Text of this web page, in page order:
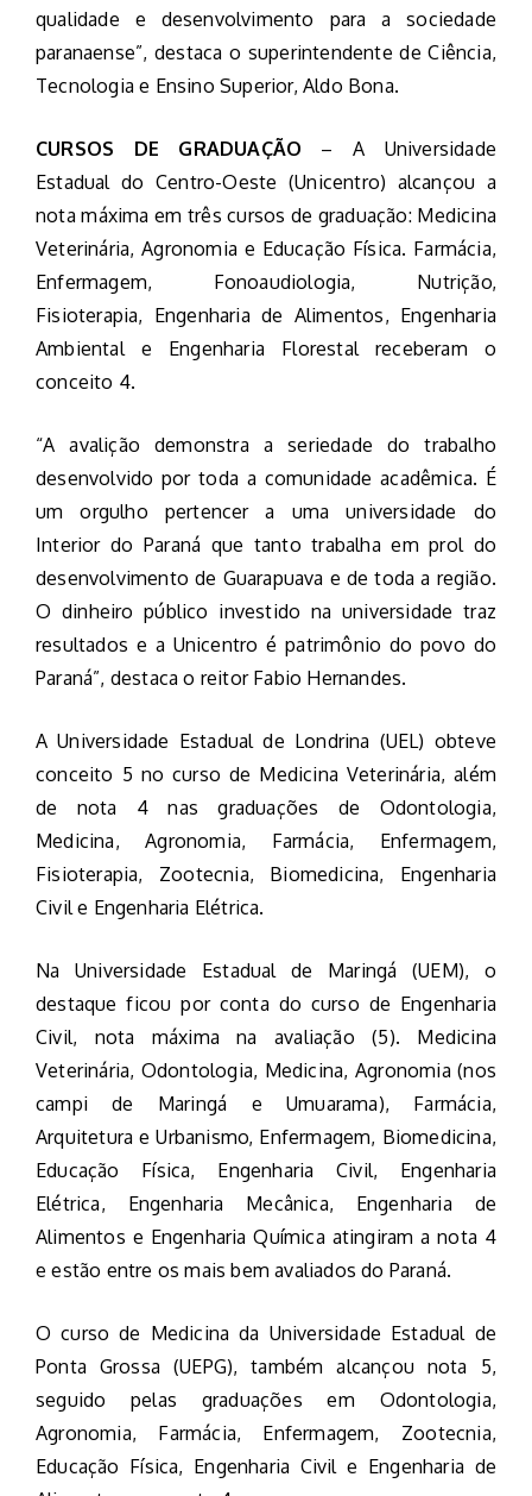
qualidade e desenvolvimento para a sociedade
paranaense”, destaca o superintendente de Ciência,
Tecnologia e Ensino Superior, Aldo Bona.
CURSOS DE GRADUAÇÃO – A Universidade
Estadual do Centro-Oeste (Unicentro) alcançou a
nota máxima em três cursos de graduação: Medicina
Veterinária, Agronomia e Educação Física. Farmácia,
Enfermagem, Fonoaudiologia, Nutrição,
Fisioterapia, Engenharia de Alimentos, Engenharia
Ambiental e Engenharia Florestal receberam o
conceito 4.
“A avalição demonstra a seriedade do trabalho
desenvolvido por toda a comunidade acadêmica. É
um orgulho pertencer a uma universidade do
Interior do Paraná que tanto trabalha em prol do
desenvolvimento de Guarapuava e de toda a região.
O dinheiro público investido na universidade traz
resultados e a Unicentro é patrimônio do povo do
Paraná”, destaca o reitor Fabio Hernandes.
A Universidade Estadual de Londrina (UEL) obteve
conceito 5 no curso de Medicina Veterinária, além
de nota 4 nas graduações de Odontologia,
Medicina, Agronomia, Farmácia, Enfermagem,
Fisioterapia, Zootecnia, Biomedicina, Engenharia
Civil e Engenharia Elétrica.
Na Universidade Estadual de Maringá (UEM), o
destaque ficou por conta do curso de Engenharia
Civil, nota máxima na avaliação (5). Medicina
Veterinária, Odontologia, Medicina, Agronomia (nos
campi de Maringá e Umuarama), Farmácia,
Arquitetura e Urbanismo, Enfermagem, Biomedicina,
Educação Física, Engenharia Civil, Engenharia
Elétrica, Engenharia Mecânica, Engenharia de
Alimentos e Engenharia Química atingiram a nota 4
e estão entre os mais bem avaliados do Paraná.
O curso de Medicina da Universidade Estadual de
Ponta Grossa (UEPG), também alcançou nota 5,
seguido pelas graduações em Odontologia,
Agronomia, Farmácia, Enfermagem, Zootecnia,
Educação Física, Engenharia Civil e Engenharia de